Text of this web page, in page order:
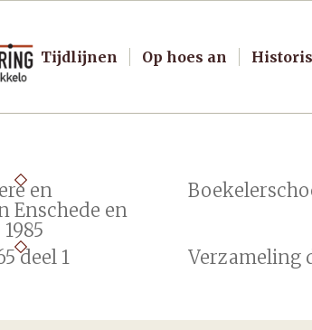
Tijdlijnen Op hoes an
en
Enschede en
deel 1 Verzameling